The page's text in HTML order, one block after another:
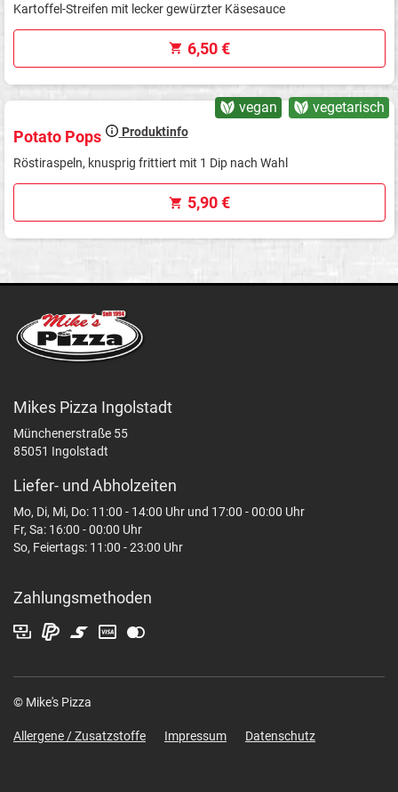
Kartoffel-Streifen mit lecker gewürzter Käsesauce
6,50 €
vegan vegetarisch
Potato Pops Produktinfo
Röstiraspeln, knusprig frittiert mit 1 Dip nach Wahl
5,90 €
Mikes Pizza Ingolstadt
Münchenerstraße 55
85051 Ingolstadt
Liefer- und Abholzeiten
Mo, Di, Mi, Do: 11:00 - 14:00 Uhr und 17:00 - 00:00 Uhr
Fr, Sa: 16:00 - 00:00 Uhr
So, Feiertags: 11:00 - 23:00 Uhr
Zahlungsmethoden
© Mike's Pizza
Allergene / Zusatzstoffe Impressum Datenschutz